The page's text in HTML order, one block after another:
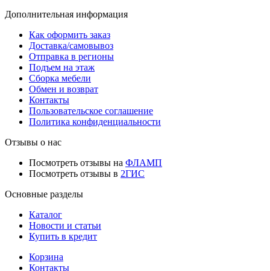
Дополнительная информация
Как оформить заказ
Доставка/самовывоз
Отправка в регионы
Подъем на этаж
Сборка мебели
Обмен и возврат
Контакты
Пользовательское соглашение
Политика конфиденциальности
Отзывы о нас
Посмотреть отзывы на ФЛАМП
Посмотреть отзывы в 2ГИС
Основные разделы
Каталог
Новости и статьи
Купить в кредит
Корзина
Контакты